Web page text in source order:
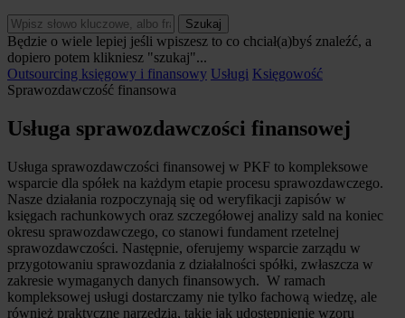
Szukaj
Będzie o wiele lepiej jeśli wpiszesz to co chciał(a)byś znaleźć, a
dopiero potem klikniesz "szukaj"...
Outsourcing księgowy i finansowy Usługi Księgowość
Sprawozdawczość finansowa
Usługa sprawozdawczości finansowej
Usługa sprawozdawczości finansowej w PKF to kompleksowe
wsparcie dla spółek na każdym etapie procesu sprawozdawczego.
Nasze działania rozpoczynają się od weryfikacji zapisów w
księgach rachunkowych oraz szczegółowej analizy sald na koniec
okresu sprawozdawczego, co stanowi fundament rzetelnej
sprawozdawczości. Następnie, oferujemy wsparcie zarządu w
przygotowaniu sprawozdania z działalności spółki, zwłaszcza w
zakresie wymaganych danych finansowych. W ramach
kompleksowej usługi dostarczamy nie tylko fachową wiedzę, ale
również praktyczne narzędzia, takie jak udostępnienie wzoru